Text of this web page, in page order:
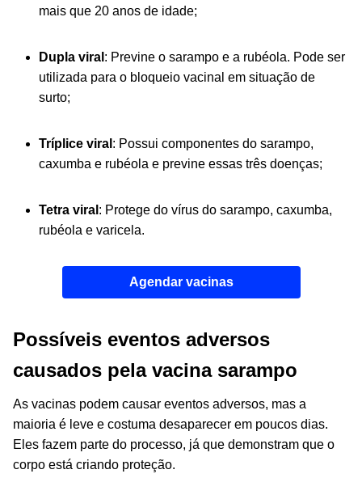
mais que 20 anos de idade;
Dupla viral : Previne o sarampo e a rubéola. Pode ser
utilizada para o bloqueio vacinal em situação de
surto;
Tríplice viral : Possui componentes do sarampo,
caxumba e rubéola e previne essas três doenças;
Tetra viral : Protege do vírus do sarampo, caxumba,
rubéola e varicela.
Agendar vacinas
Possíveis eventos adversos
causados pela vacina sarampo
As vacinas podem causar eventos adversos, mas a
maioria é leve e costuma desaparecer em poucos dias.
Eles fazem parte do processo, já que demonstram que o
corpo está criando proteção.